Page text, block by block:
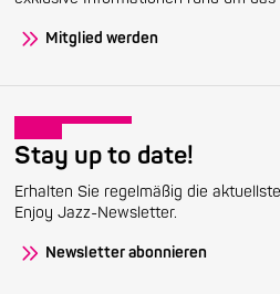
Mitglied werden
Stay up to date!
Erhalten Sie regelmäßig die
Enjoy Jazz-Newsletter.
Newsletter abonnieren